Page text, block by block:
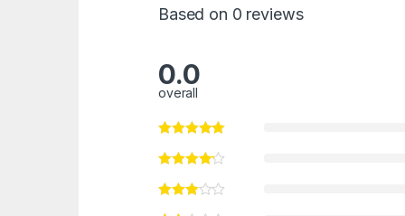
Based on 0 reviews
0.0
overall